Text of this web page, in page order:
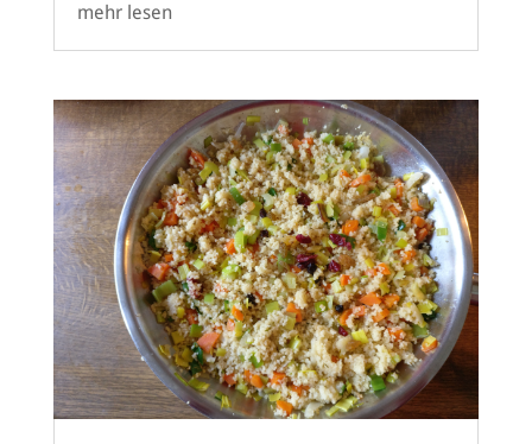
mehr lesen